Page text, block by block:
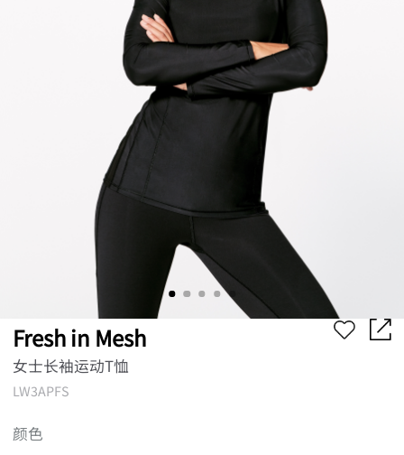
Fresh in Mesh
女士长袖运动T恤
LW3APFS
颜色